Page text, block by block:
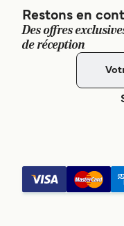
Restons en
Des offres
de réception